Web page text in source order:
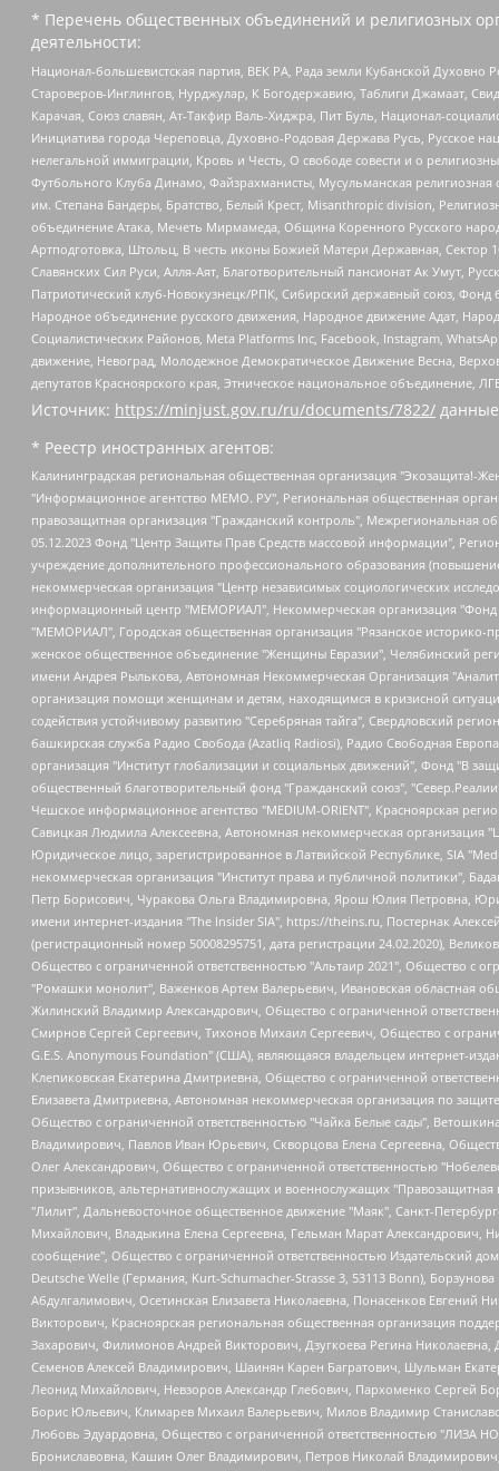
* Перечень общественных объединений и религиозных
деятельности:
Национал-большевистская партия, ВЕК РА, Рада земли Кубанской
Староверов-Инглингов, Нурджулар, К Богодержавию, Таблиги Джамаат,
Карачая, Союз славян, Ат-Такфир Валь-Хиджра, Пит Буль, Национал-
Инициатива города Череповца, Духовно-Родовая Держава Русь, Русское
нелегальной иммиграции, Кровь и Честь, О свободе совести и о
Футбольного Клуба Динамо, Файзрахманисты, Мусульманская
им. Степана Бандеры, Братство, Белый Крест, Misanthropic division,
объединение Атака, Мечеть Мирмамеда, Община Коренного Русского
Артподготовка, Штольц, В честь иконы Божией Матери Державная,
Славянских Сил Руси, Алля-Аят, Благотворительный пансионат Ак Умут,
Патриотический клуб-Новокузнецк/РПК, Сибирский державный союз,
Народное объединение русского движения, Народное движение Адат,
Социалистических Районов, Meta Platforms Inc, Facebook, Instagram,
движение, Невоград, Молодежное Демократическое Движение Весна,
депутатов Красноярского края, Этническое национальное объединение,
Источник: https://minjust.gov.ru/ru/documents/7822/
* Реестр иностранных агентов:
Калининградская региональная общественная организация "Экозащита!-Женсовет", Фонд содействия защите прав и свобод граждан "Общественный вердикт", Фонд "Институт Развития Свободы Информации", Частное учреждение "Информационное агентство МЕМО. РУ", Региональная общественная организация "Общественная комиссия по сохранению наследия академика Сахарова", Фонд поддержки свободы прессы, Санкт-Петербургская общественная правозащитная организация "Гражданский контроль", Межрегиональная общественная организация "Информационно-просветительский центр "Мемориал", Региональный Фонд "Центр Защиты Прав Средств Массовой Информации", с 05.12.2023 Фонд "Центр Защиты Прав Средств массовой информации", Региональная общественная благотворительная организация помощи беженцам и мигрантам "Гражданское содействие", Негосударственное образовательное учреждение дополнительного профессионального образования (повышение квалификации) специалистов "АКАДЕМИЯ ПО ПРАВАМ ЧЕЛОВЕКА", Свердловская региональная общественная организация "Сутяжник", Автономная некоммерческая организация "Центр независимых социологических исследований", Союз общественных объединений "Российский исследовательский центр по правам человека", Региональное общественное учреждение научно-информационный центр "МЕМОРИАЛ", Некоммерческая организация "Фонд защиты гласности", Автономная некоммерческая организация "Институт прав человека", Городская общественная организация "Екатеринбургское общество "МЕМОРИАЛ", Городская общественная организация "Рязанское историко-просветительское и правозащитное общество "Мемориал" (Рязанский Мемориал), Челябинский региональный орган общественной самодеятельности – женское общественное объединение "Женщины Евразии", Челябинский региональный орган общественной самодеятельности "Уральская правозащитная группа", Фонд содействия защите здоровья и социальной справедливости имени Андрея Рылькова, Автономная Некоммерческая Организация "Аналитический Центр Юрия Левады", Автономная некоммерческая организация социальной поддержки населения "Проект Апрель", Региональная общественная организация помощи женщинам и детям, находящимся в кризисной ситуации "Информационно-методический центр "Анна", Фонд содействия развитию массовых коммуникаций и правовому просвещению "Так-так-Так", Фонд содействия устойчивому развитию "Серебряная тайга", Свердловский региональный общественный фонд социальных проектов "Новое время", "Idel.Реалии", Кавказ.Реалии, Крым.Реалии, Телеканал Настоящее Время, Татаро-башкирская служба Радио Свобода (Azatliq Radiosi), Радио Свободная Европа/Радио Свобода (PCE/PC), "Сибирь.Реалии", "Фактограф", Благотворительный фонд помощи осужденным и их семьям, Автономная некоммерческая организация "Институт глобализации и социальных движений", Фонд "В защиту прав заключенных", Частное учреждение "Центр поддержки и содействия развитию средств массовой информации", Пензенский региональный общественный благотворительный фонд "Гражданский союз", "Север.Реалии", Некоммерческая организация Фонд "Правовая инициатива", Общество с ограниченной ответственностью "Радио Свободная Европа/Радио Свобода", Чешское информационное агентство "MEDIUM-ORIENT", Красноярская региональная общественная организация "Мы против СПИДа",